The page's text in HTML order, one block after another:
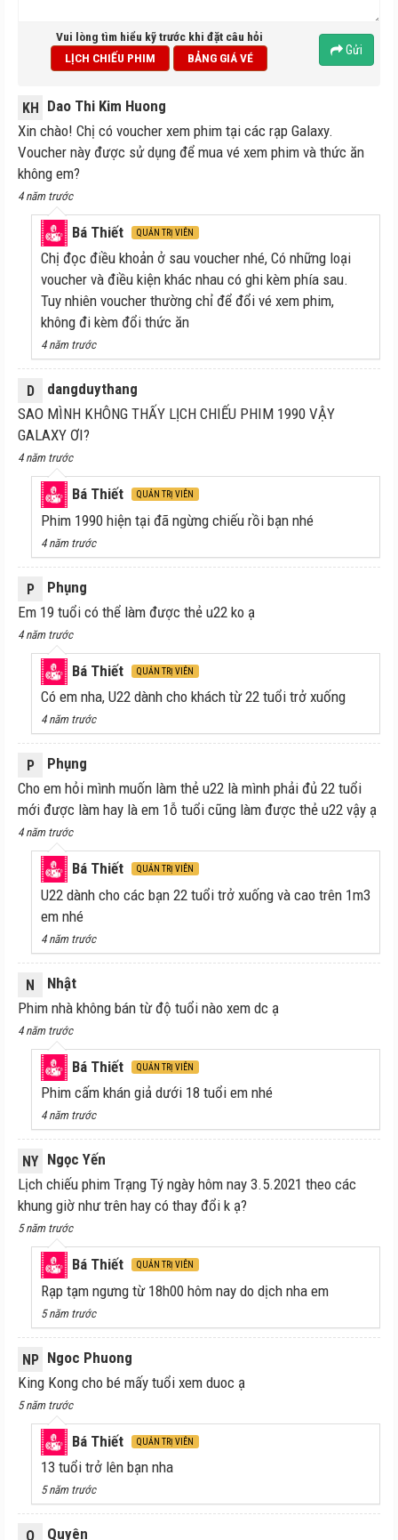
Vui lòng tìm hiểu kỹ trước khi đặt câu hỏi
LỊCH CHIẾU PHIM
BẢNG GIÁ VÉ
Gửi
KH Dao Thi Kim Huong
Xin chào! Chị có voucher xem phim tại các rạp Galaxy.
Voucher này được sử dụng để mua vé xem phim và thức ăn
không em?
4 năm trước
Bá Thiết QUẢN TRỊ VIÊN
Chị đọc điều khoản ở sau voucher nhé, Có những loại
voucher và điều kiện khác nhau có ghi kèm phía sau.
Tuy nhiên voucher thường chỉ để đổi vé xem phim,
không đi kèm đổi thức ăn
4 năm trước
D
dangduythang
SAO MÌNH KHÔNG THẤY LỊCH CHIẾU PHIM 1990 VẬY
GALAXY ƠI?
4 năm trước
Bá Thiết QUẢN TRỊ VIÊN
Phim 1990 hiện tại đã ngừng chiếu rồi bạn nhé
4 năm trước
P
Phụng
Em 19 tuổi có thể làm được thẻ u22 ko ạ
4 năm trước
Bá Thiết QUẢN TRỊ VIÊN
Có em nha, U22 dành cho khách từ 22 tuổi trở xuống
4 năm trước
P
Phụng
Cho em hỏi mình muốn làm thẻ u22 là mình phải đủ 22 tuổi
mới được làm hay là em 1ỗ tuổi cũng làm được thẻ u22 vậy ạ
4 năm trước
Bá Thiết QUẢN TRỊ VIÊN
U22 dành cho các bạn 22 tuổi trở xuống và cao trên 1m3
em nhé
4 năm trước
N
Nhật
Phim nhà không bán từ độ tuổi nào xem dc ạ
4 năm trước
Bá Thiết QUẢN TRỊ VIÊN
Phim cấm khán giả dưới 18 tuổi em nhé
4 năm trước
NY Ngọc Yến
Lịch chiếu phim Trạng Tý ngày hôm nay 3.5.2021 theo các
khung giờ như trên hay có thay đổi k ạ?
5 năm trước
Bá Thiết QUẢN TRỊ VIÊN
Rạp tạm ngưng từ 18h00 hôm nay do dịch nha em
5 năm trước
NP Ngoc Phuong
King Kong cho bé mấy tuổi xem duoc ạ
5 năm trước
Bá Thiết QUẢN TRỊ VIÊN
13 tuổi trở lên bạn nha
5 năm trước
Q
Quyên